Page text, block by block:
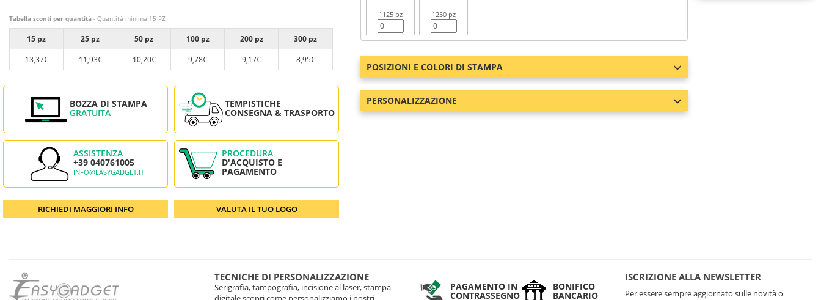
Tabella sconti per quantità - Quantità minima 15 PZ
15 pz 25 pz 50 pz 100 pz 200 pz
300 pz
13,37€
11,93€ 10,20€ 9,78€ 9,17€ 8,95€
BOZZA DI STAMPA
GRATUITA
TEMPISTICHE
CONSEGNA & TRASPORTO
ASSISTENZA
+39 040761005
INFO@EASYGADGET.IT
PROCEDURA
D'ACQUISTO E
PAGAMENTO
RICHIEDI MAGGIORI INFO VALUTA IL TUO LOGO
1125 pz 1250 pz
POSIZIONI E COLORI DI STAMPA
PERSONALIZZAZIONE
TECNICHE DI PERSONALIZZAZIONE
Serigrafia, tampografia, incisione al laser, stampa
PAGAMENTO IN
CONTRASSEGNO
BONIFICO
BANCARIO
ISCRIZIONE ALLA NEWSLETTER
Per essere sempre aggiornato sulle novità o